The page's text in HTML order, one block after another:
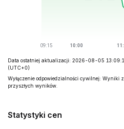
Data ostatniej aktualizacji: 2026-08-05
(UTC+0)
Wyłączenie odpowiedzialności cywilnej: Wyniki
przyszłych wyników.
Statystyki cen